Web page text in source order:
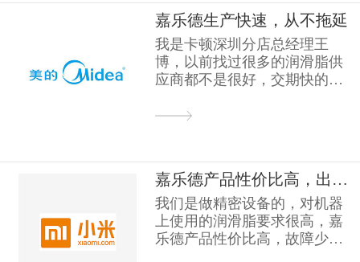
嘉乐德生产快速，从不拖延
我是卡顿深圳分店总经理王
博，以前找过很多的润滑脂供
应商都不是很好，交期快的质
嘉乐德产品性价比高，出货速度非常快！
我们是做精密设备的，对机器
上使用的润滑脂要求很高，嘉
乐德产品性价比高，故障少，